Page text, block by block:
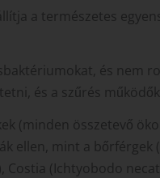
a természetes
és nem
és a szűrés
(minden összetevő
ellen, mint a
(Ichtyobodo